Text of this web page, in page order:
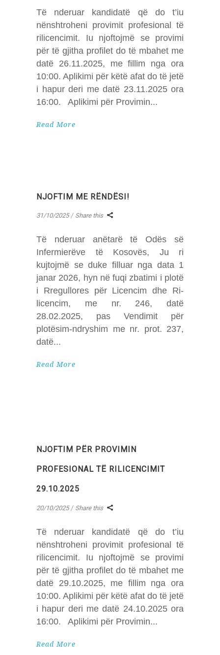
Të nderuar kandidatë që do t’iu
nënshtroheni provimit profesional të
rilicencimit. Iu njoftojmë se provimi
për të gjitha profilet do të mbahet me
datë 26.11.2025, me fillim nga ora
10:00. Aplikimi për këtë afat do të jetë
i hapur deri me datë 23.11.2025 ora
16:00. Aplikimi për Provimin
Read More
NJOFTIM ME RËNDËSI!
31/10/2025 Share this
Të nderuar anëtarë të Odës së
Infermierëve të Kosovës, Ju ri
kujtojmë se duke filluar nga data 1
janar 2026, hyn në fuqi zbatimi i plotë
i Rregullores për Licencim dhe Ri-
licencim, me nr. 246, datë
28.02.2025, pas Vendimit për
plotësim-ndryshim me nr. prot. 237,
datë
Read More
NJOFTIM PËR PROVIMIN
PROFESIONAL TË RILICENCIMIT
29.10.2025
20/10/2025 Share this
Të nderuar kandidatë që do t’iu
nënshtroheni provimit profesional të
rilicencimit. Iu njoftojmë se provimi
për të gjitha profilet do të mbahet me
datë 29.10.2025, me fillim nga ora
10:00. Aplikimi për këtë afat do të jetë
i hapur deri me datë 24.10.2025 ora
16:00. Aplikimi për Provimin
Read More